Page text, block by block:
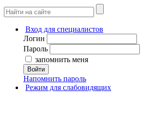
Вход для специалистов
Логин
Пароль
запомнить меня
Войти
Напомнить пароль
Режим для слабовидящих